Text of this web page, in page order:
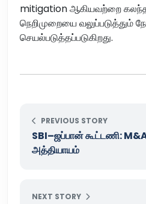
mitigation ஆகியவற்றை கலந்த
நெறிமுறையை வலுப்படுத்தும்
செயல்படுத்தப்படுகிறது.
PREVIOUS STORY
SBI–ஜப்பான் கூட்டணி: M&A
அத்தியாயம்
NEXT STORY